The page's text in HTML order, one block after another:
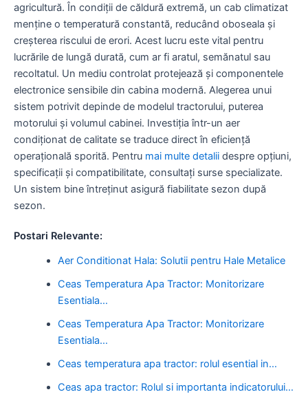
agricultură. În condiții de căldură extremă, un cab climatizat
menține o temperatură constantă, reducând oboseala și
creșterea riscului de erori. Acest lucru este vital pentru
lucrările de lungă durată, cum ar fi aratul, semănatul sau
recoltatul. Un mediu controlat protejează și componentele
electronice sensibile din cabina modernă. Alegerea unui
sistem potrivit depinde de modelul tractorului, puterea
motorului și volumul cabinei. Investiția într-un aer
condiționat de calitate se traduce direct în eficiență
operațională sporită. Pentru mai multe detalii despre opțiuni,
specificații și compatibilitate, consultați surse specializate.
Un sistem bine întreținut asigură fiabilitate sezon după
sezon.
Postari Relevante:
Aer Conditionat Hala: Solutii pentru Hale Metalice
Ceas Temperatura Apa Tractor: Monitorizare
Esentiala…
Ceas Temperatura Apa Tractor: Monitorizare
Esentiala…
Ceas temperatura apa tractor: rolul esential in…
Ceas apa tractor: Rolul si importanta indicatorului…